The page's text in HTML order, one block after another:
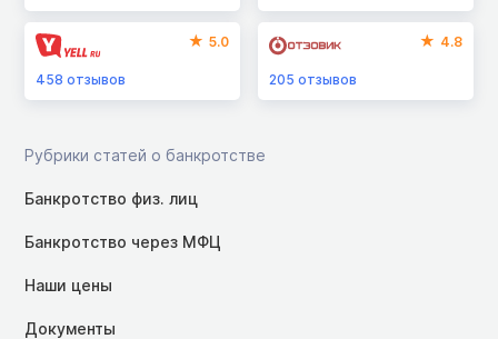
5.0
458 отзывов
4.8
205отзывов
Рубрики статей о банкротстве
Банкротство физ. лиц
Банкротство через МФЦ
Наши цены
Документы